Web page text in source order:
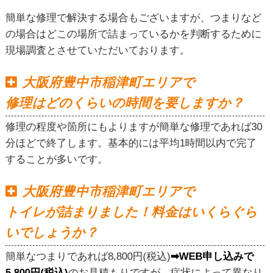
簡単な修理で解決する場合もございますが、つまりなど
の場合はどこの場所で詰まっているかを判断するために
現場調査とさせていただいております。
大阪府豊中市稲津町エリアで
修理はどのくらいの時間を要しますか？
修理の程度や箇所にもよりますが簡単な修理であれば30
分ほどで終了します。基本的には平均1時間以内で完了
することが多いです。
大阪府豊中市稲津町エリアで
トイレが詰まりました！料金はいくらぐら
いでしょうか？
簡単なつまりであれば8,800円(税込)➡WEB申し込みで